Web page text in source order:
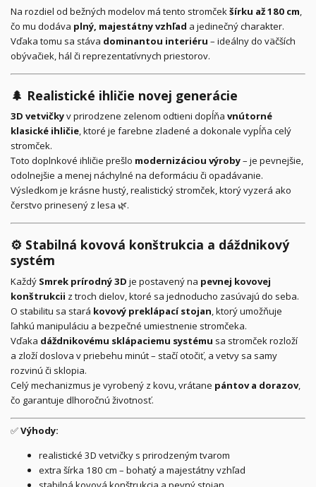
Na rozdiel od bežných modelov má tento stromčekšírku až 180 cm,
čo mu dodáva plný, majestátny vzhľad a jedinečný charakter.
Vďaka tomu sa stáva dominantou interiéru – ideálny do väčších
obývačiek, hál či reprezentatívnych priestorov.
🌲 Realistické ihličie novej generácie
3D vetvičkyv prirodzene zelenom odtieni dopĺňa vnútorné
klasické ihličie, ktoré je farebne zladené a dokonale vypĺňa celý
stromček.
Toto doplnkové ihličie prešlo modernizáciou výroby– je pevnejšie,
odolnejšie a menej náchylné na deformáciu či opadávanie.
Výsledkom je krásne hustý, realistický stromček, ktorý vyzerá ako
čerstvo prinesený z lesa 🌿.
⚙️ Stabilná kovová konštrukcia a dáždnikový
systém
Každý Smrek prírodný 3D je postavený na pevnej kovovej
konštrukcii z troch dielov, ktoré sa jednoducho zasúvajú do seba.
O stabilitu sa stará kovový preklápací stojan, ktorý umožňuje
ľahkú manipuláciu a bezpečné umiestnenie stromčeka.
Vďaka dáždnikovému sklápaciemu systému sa stromček rozloží
a zloží doslova v priebehu minút – stačí otočiť, a vetvy sa samy
rozvinú či sklopia.
Celý mechanizmus je vyrobený z kovu, vrátane pántov a dorazov,
čo garantuje dlhoročnú životnosť.
✅Výhody:
realistické 3D vetvičky s prirodzeným tvarom
extra šírka 180 cm – bohatý a majestátny vzhľad